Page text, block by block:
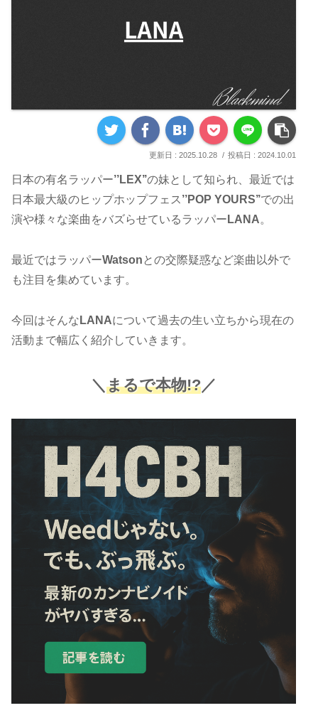
2025.10.28 2024.10.01
日本の有名ラッパー’’LEX’’の妹として知られ、最近では
日本最大級のヒップホップフェス ’’POP YOURS’’での出
演や様々な楽曲をバズらせているラッパー LANA。
最近ではラッパーWatson との交際疑惑など楽曲以外で
も注目を集めています。
今回はそんな LANAについて過去の生い立ちから現在の
活動まで幅広く紹介していきます。
＼ まるで本物!?／